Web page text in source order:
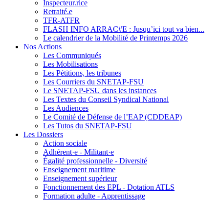
Inspecteur.rice
Retraité.e
TFR-ATFR
FLASH INFO ARRAC#E : Jusqu’ici tout va bien...
Le calendrier de la Mobilité de Printemps 2026
Nos Actions
Les Communiqués
Les Mobilisations
Les Pétitions, les tribunes
Les Courriers du SNETAP-FSU
Le SNETAP-FSU dans les instances
Les Textes du Conseil Syndical National
Les Audiences
Le Comité de Défense de l’EAP (CDDEAP)
Les Tutos du SNETAP-FSU
Les Dossiers
Action sociale
Adhérent·e - Militant·e
Égalité professionnelle - Diversité
Enseignement maritime
Enseignement supérieur
Fonctionnement des EPL - Dotation ATLS
Formation adulte - Apprentissage